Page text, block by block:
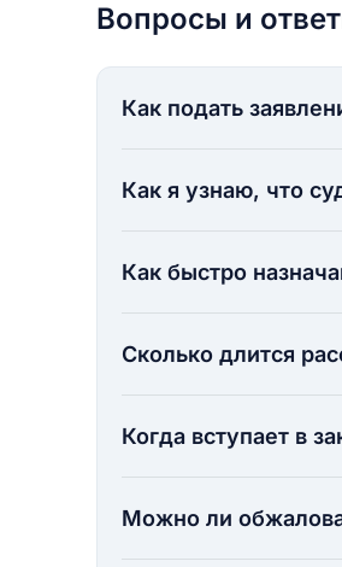
Вопросы и
Как подать
Как я узнаю, что
Как быстро
Сколько длится
Когда вступает в
Можно ли